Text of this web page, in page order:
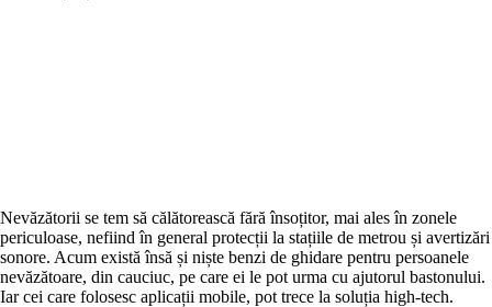
Nevăzătorii se tem să călătorească fără însoțitor, mai ales în zonele
periculoase, nefiind în general protecții la stațiile de metrou și avertizări
sonore. Acum există însă și niște benzi de ghidare pentru persoanele
nevăzătoare, din cauciuc, pe care ei le pot urma cu ajutorul bastonului.
Iar cei care folosesc aplicații mobile, pot trece la soluția high-tech.